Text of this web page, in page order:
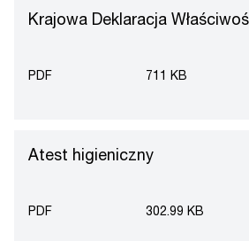
Krajowa Deklaracja
PDF 711 KB
Atest higieniczny
PDF 302.99 KB